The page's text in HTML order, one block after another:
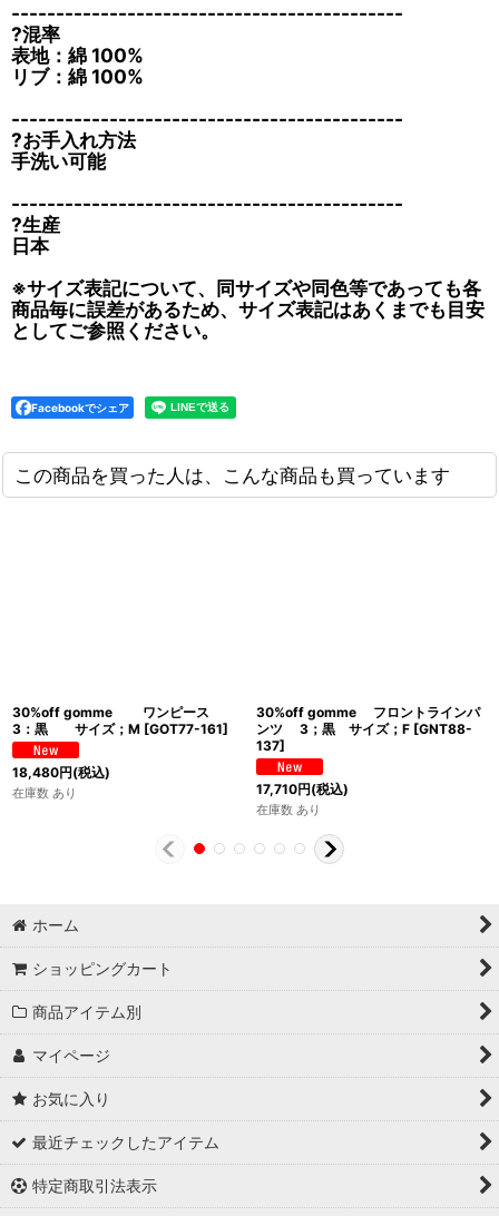
--------------------------------------------
?混率
表地：綿 100%
リブ：綿 100%
--------------------------------------------
?お手入れ方法
手洗い可能
--------------------------------------------
?生産
日本
※サイズ表記について、同サイズや同色等であっても各
商品毎に誤差があるため、サイズ表記はあくまでも目安
としてご参照ください。
Facebookでシェア
この商品を買った人は、こんな商品も買っています
30%off gomme ワンピース
3：黒 サイズ；M [GOT77-161]
18,480円(税込)
在庫数 あり
30%off gomme フロントラインパ
ンツ 3；黒 サイズ；F [GNT88-
137]
17,710円(税込)
在庫数 あり
ホーム
ショッピングカート
商品アイテム別
マイページ
お気に入り
最近チェックしたアイテム
特定商取引法表示